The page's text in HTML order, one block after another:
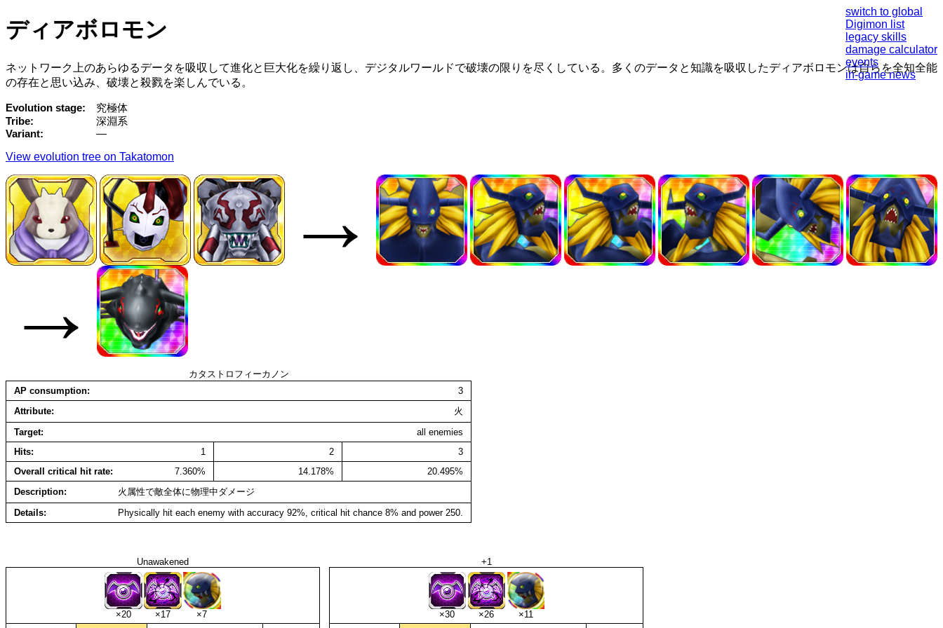
switch to global
Digimon list
legacy skills
damage calculator
events
in-game news
ディアボロモン
ネットワーク上のあらゆるデータを吸収して進化と巨大化を繰り返し、デジタルワールドで破壊の限りを尽くしている。多くのデータと知識を吸収したディアボロモンは自らを全知全能
の存在と思い込み、破壊と殺戮を楽しんでいる。
Evolution stage
究極体
Tribe
深淵系
Variant
—
View evolution tree on Takatomon
→
→
カタストロフィーカノン
AP consumption
3
Attribute
火
Target
all enemies
Hits
1 2
3
Overall critical hit rate
7.360% 14.178%
20.495%
Description
火属性で敵全体に物理中ダメージ
Details
Physically hit each enemy with accuracy 92%, critical hit chance 8% and power 250.
Unawakened
×20 ×17
×7
+1
×30 ×26
×11